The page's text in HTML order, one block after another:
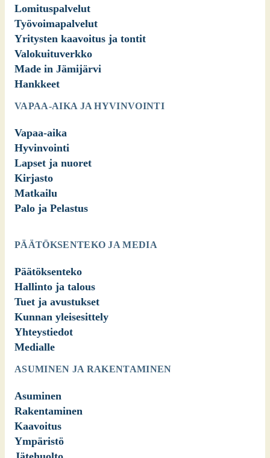
Lomituspalvelut
Työvoimapalvelut
Yritysten kaavoitus ja tontit
Valokuituverkko
Made in Jämijärvi
Hankkeet
VAPAA-AIKA JA HYVINVOINTI
Vapaa-aika
Hyvinvointi
Lapset ja nuoret
Kirjasto
Matkailu
Palo ja Pelastus
PÄÄTÖKSENTEKO JA MEDIA
Päätöksenteko
Hallinto ja talous
Tuet ja avustukset
Kunnan yleisesittely
Yhteystiedot
Medialle
ASUMINEN JA RAKENTAMINEN
Asuminen
Rakentaminen
Kaavoitus
Ympäristö